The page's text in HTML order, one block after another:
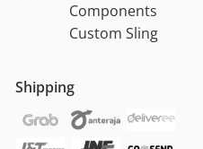
Components
Custom Sling
Shipping